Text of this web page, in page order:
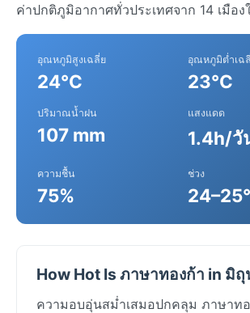
ค่าปกติภูมิอากาศทั่วประเทศจาก 14 เมือ
อุณหภูมิสูงเฉลี่ย
24°C
อุณหภูมิต่ำเฉ
23°C
ปริมาณน้ำฝน
107 mm
แสงแดด
1.4h/วั
ความชื้น
75%
ช่วง
How Hot Is ภาษาทองก้า in มิ
ความอบอุ่นสม่ำเสมอปกคลุม ภาษาท